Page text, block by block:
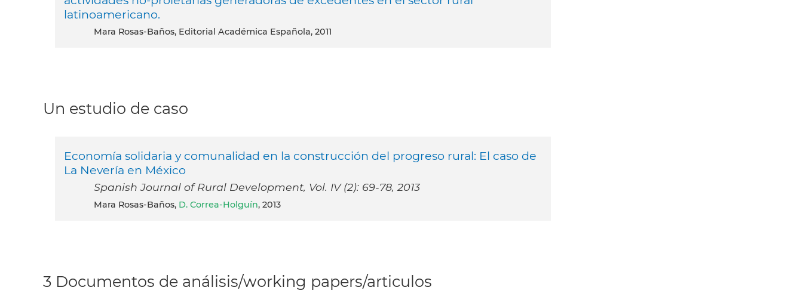
latinoamericano.
Mara Rosas-Baños, Editorial Académica Española, 2011
Un estudio de caso
Economía solidaria y comunalidad en la construcción del progreso rural: El caso de
La Nevería en México
Spanish Journal of Rural Development, Vol. IV (2): 69-78, 2013
Mara Rosas-Baños, D. Correa-Holguín, 2013
3 Documentos de análisis/working papers/articulos